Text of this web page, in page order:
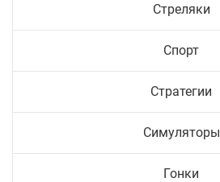
Стреляки
Спорт
Стратегии
Симуляторы
Гонки